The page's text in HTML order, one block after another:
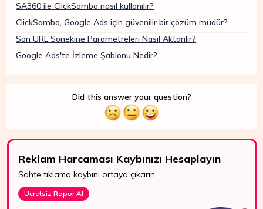
SA360 ile ClickSambo nasıl kullanılır?
ClickSambo, Google Ads için güvenilir bir çözüm müdür?
Son URL Sonekine Parametreleri Nasıl Aktarılır?
Google Ads'te İzleme Şablonu Nedir?
Did this answer your question?
Reklam Harcaması Kaybınızı Hesaplayın
Sahte tıklama kaybını ortaya çıkarın.
Ücretsiz Rapor Al
7/24 Destek
WhatsApp, canlı